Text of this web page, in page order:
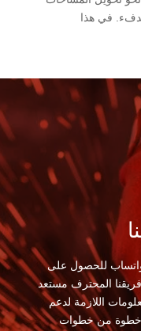
في هذا
للحصول على
المحترف مستعد
اللازمة لدعم
خطوة من خطوات